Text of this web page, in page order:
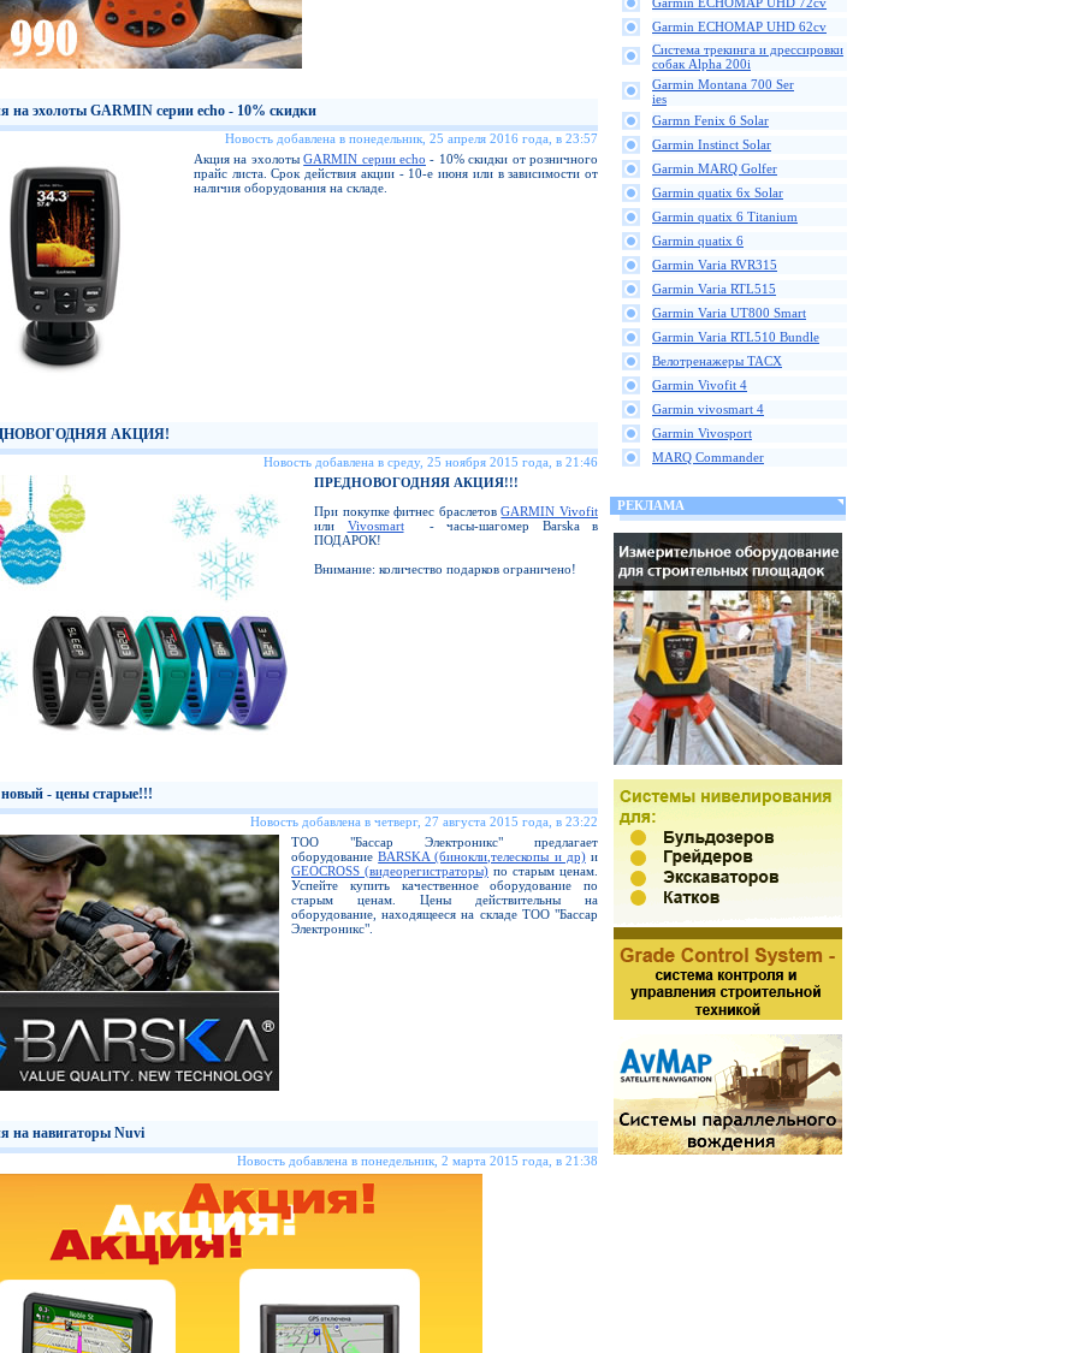
на эхолоты GARMIN серии echo - 10% скидки
Новость добавлена в понедельник, 25 апреля 2016 года, в 23:57
Акция на эхолотыGARMIN серии echo - 10% скидки от розничного
прайс листа. Срок действия акции - 10-е июня или в зависимости от
наличия оборудования на складе.
АКЦИЯ!
Новость добавлена в среду, 25 ноября 2015 года, в 21:46
ПРЕДНОВОГОДНЯЯ АКЦИЯ!!!
При покупке фитнес браслетовGARMIN Vivofit
или Vivosmart- часы-шагомер Barska в
ПОДАРОК!
Внимание: количество подарков ограничено!
- цены старые!!!
Новость добавлена в четверг, 27 августа 2015 года, в 23:22
ТОО "Бассар Электроникс" предлагает
оборудованиеBARSKA (бинокли,телескопы и др)и
GEOCROSS (видеорегистраторы) по старым ценам.
Успейте купить качественное оборудование по
старым ценам. Цены действительны на
оборудование, находящееся на складе ТОО "Бассар
Электроникс".
на навигаторы Nuvi
Новость добавлена в понедельник, 2 марта 2015 года, в 21:38
Garmin ECHOMAP UHD 62cv
Cистема трекинга и дрессировки
собак Alpha 200i
Garmin Montana 700 Ser
ies
Garmn Fenix 6 Solar
Garmin Instinct Solar
Garmin MARQ Golfer
Garmin quatix 6x Solar
Garmin quatix 6 Titanium
Garmin quatix 6
Garmin Varia RVR315
Garmin Varia RTL515
Garmin Varia UT800 Smart
Garmin Varia RTL510 Bundle
Велотренажеры TACX
Garmin Vivofit 4
Garmin vivosmart 4
Garmin Vivosport
MARQ Commander
РЕКЛАМА